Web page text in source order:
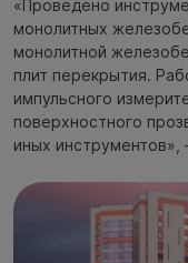
«Проведено
монолитных
монолитной
плит перекрытия.
импульсного
поверхностного
иных